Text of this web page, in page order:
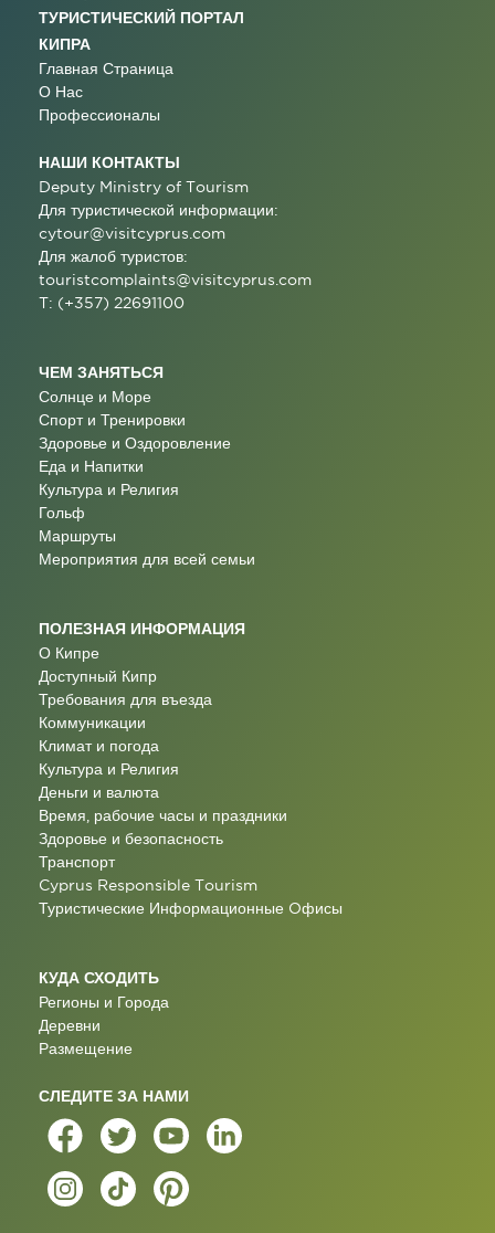
ТУРИСТИЧЕСКИЙ ПОРТАЛ
КИПРА
Главная Страница
О Нас
Профессионалы
НАШИ КОНТАКТЫ
Deputy Ministry of Tourism
Для туристической информации:
cytour@visitcyprus.com
Для жалоб туристов:
touristcomplaints@visitcyprus.com
T: (+357) 22691100
ЧЕМ ЗАНЯТЬСЯ
Солнце и Море
Спорт и Тренировки
Здоровье и Оздоровление
Еда и Напитки
Культура и Религия
Гольф
Маршруты
Мероприятия для всей семьи
ПОЛЕЗНАЯ ИНФОРМАЦИЯ
О Кипре
Доступный Кипр
Требования для въезда
Коммуникации
Климат и погода
Культура и Религия
Деньги и валюта
Время, рабочие часы и праздники
Здоровье и безопасность
Транспорт
Cyprus Responsible Tourism
Туристические Информационные Oфисы
КУДА СХОДИТЬ
Регионы и Города
Деревни
Размещение
СЛЕДИТЕ ЗА НАМИ